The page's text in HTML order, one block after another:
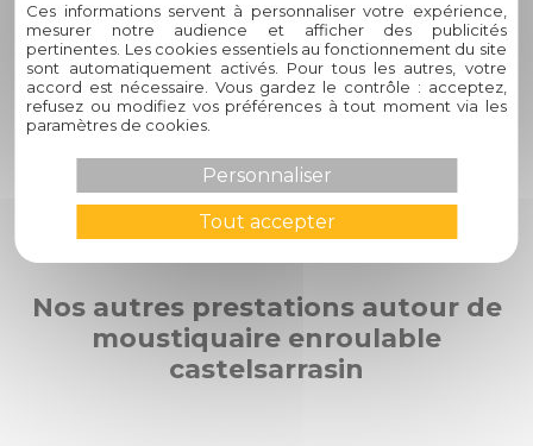
insectes volants.
Si vous avez d'autres questions spécifiques concernant les
moustiquaires enroulables ou tout autre aspect de
l'aménagement intérieur, n'hésitez pas à nous contacter.
interrogations et de vous guider vers les solutions adaptées
à vos besoins.
Nos autres prestations autour de
moustiquaire enroulable
castelsarrasin
Ces informations servent à personnaliser votre expérience,
mesurer notre audience et afficher des publicités
pertinentes. Les cookies essentiels au fonctionnement du site
sont automatiquement activés. Pour tous les autres, votre
accord est nécessaire. Vous gardez le contrôle : acceptez,
refusez ou modifiez vos préférences à tout moment via les
paramètres de cookies.
Tout accepter
Personnaliser